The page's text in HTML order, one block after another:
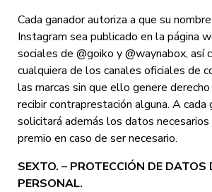
Cada ganador autoriza a que su
Instagram sea publicado en la página
sociales de @goiko y @waynabox, así
cualquiera de los canales oficiales de
las marcas sin que ello genere derecho
recibir contraprestación alguna. A cada
solicitará además los datos
premio en caso de ser necesario.
SEXTO. – PROTECCIÓN DE DATOS
PERSONAL.